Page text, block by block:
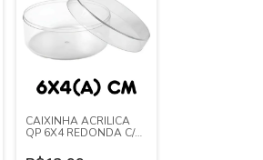
CAIXINHA ACRILICA
QP 6X4 REDONDA C/10